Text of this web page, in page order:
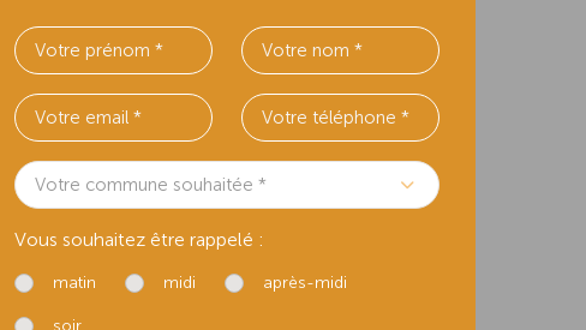
Votre commune souhaitée *
Vous souhaitez être rappelé :
matin midi après-midi